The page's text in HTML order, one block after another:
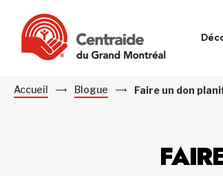
Accueil Blogue Faire un don